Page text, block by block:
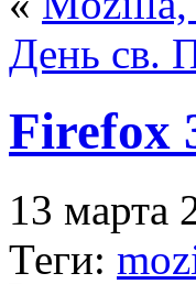
День св.
Firefox
13 марта
Теги: